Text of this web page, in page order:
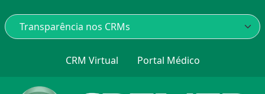
CRM Virtual Portal Médico